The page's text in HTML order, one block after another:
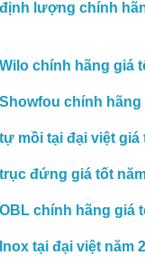
lượng chính
chính hãng giá
chính hãng
mồi tại đại việt giá
đứng giá tốt
chính hãng giá
tại đại việt năm